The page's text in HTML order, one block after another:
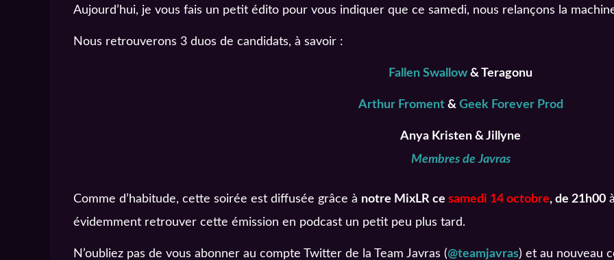
Aujourd’hui, je vous fais un petit édito pour vous indiquer que ce samedi, nous relançons la
Nous retrouverons 3 duos de candidats, à savoir :
Fallen Swallow & Teragonu
Arthur Froment& Geek Forever Prod
Anya Kristen & Jillyne
Membres de Javras
Comme d’habitude, cette soirée est diffusée grâce à notre MixLR ce samedi 14 octobre, de 21h00
évidemment retrouver cette émission en podcast un petit peu plus tard.
N’oubliez pas de vous abonner au compte Twitter de la Team Javras (@teamjavras) et au nouveau